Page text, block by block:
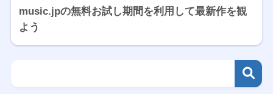
music.jpの無料お試し期間を利用して最新作を観
よう